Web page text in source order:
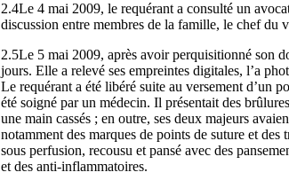
2.4Le 4 mai 2009, le requérant a consulté un
discussion entre membres de la famille, le chef du
2.5Le 5 mai 2009, après avoir perquisitionné son
jours. Elle a relevé ses empreintes digitales, l’a
Le requérant a été libéré suite au versement d’un
été soigné par un médecin. Il présentait des
une main cassés ; en outre, ses deux majeurs
notamment des marques de points de suture et
sous perfusion, recousu et pansé avec des
et des anti‑inflammatoires.